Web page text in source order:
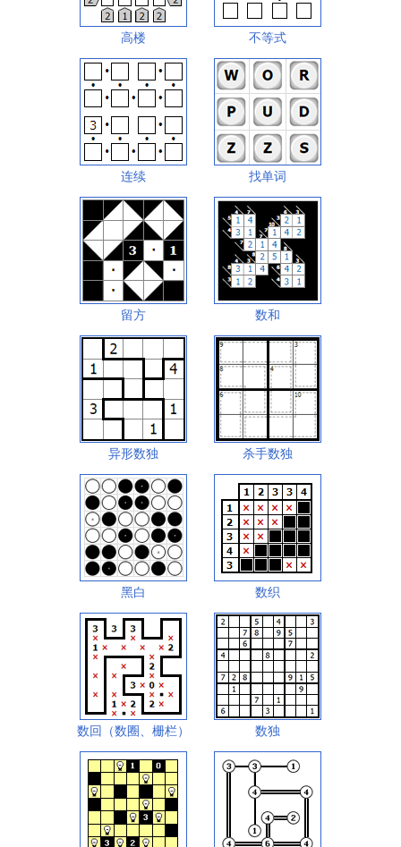
高楼 不等式
连续 找单词
留方 数和
异形数独 杀手数独
黑白 数织
数回（数圈、栅栏） 数独